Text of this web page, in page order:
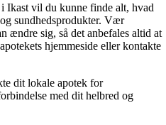
i Ikast vil du kunne finde alt, hvad
sundhedsprodukter. Vær
ændre sig, så det anbefales altid at
hjemmeside eller kontakte
dit lokale apotek for
med dit helbred og